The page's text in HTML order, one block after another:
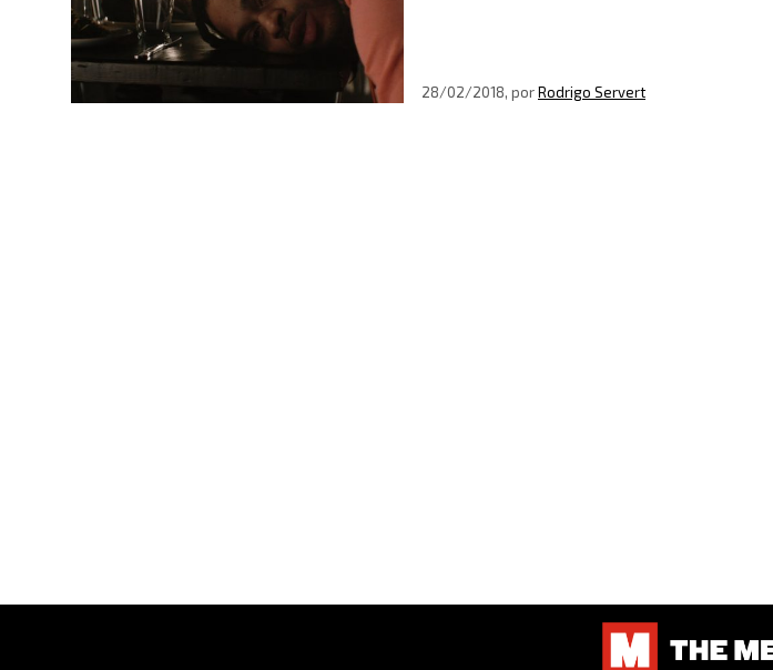
28/02/2018, porRodrigo Servert